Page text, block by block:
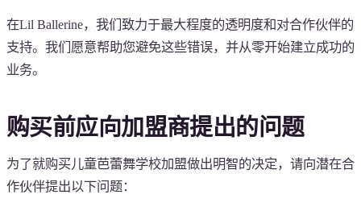
在Lil Ballerine，我们致力于最大程度的透明度和对合作伙伴的
支持。我们愿意帮助您避免这些错误，并从零开始建立成功的
业务。
购买前应向加盟商提出的问题
为了就购买儿童芭蕾舞学校加盟做出明智的决定，请向潜在合
作伙伴提出以下问题：